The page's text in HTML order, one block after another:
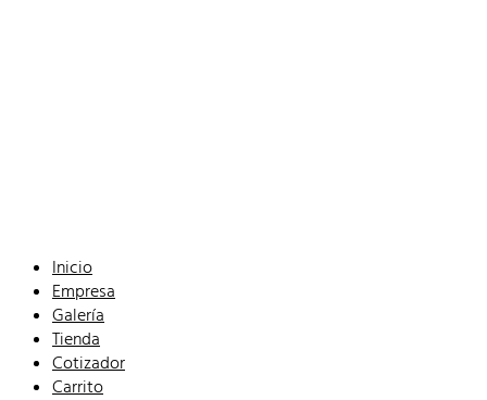
Inicio
Empresa
Galería
Tienda
Cotizador
Carrito